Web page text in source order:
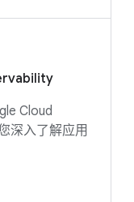
Cloud
深入了解应用